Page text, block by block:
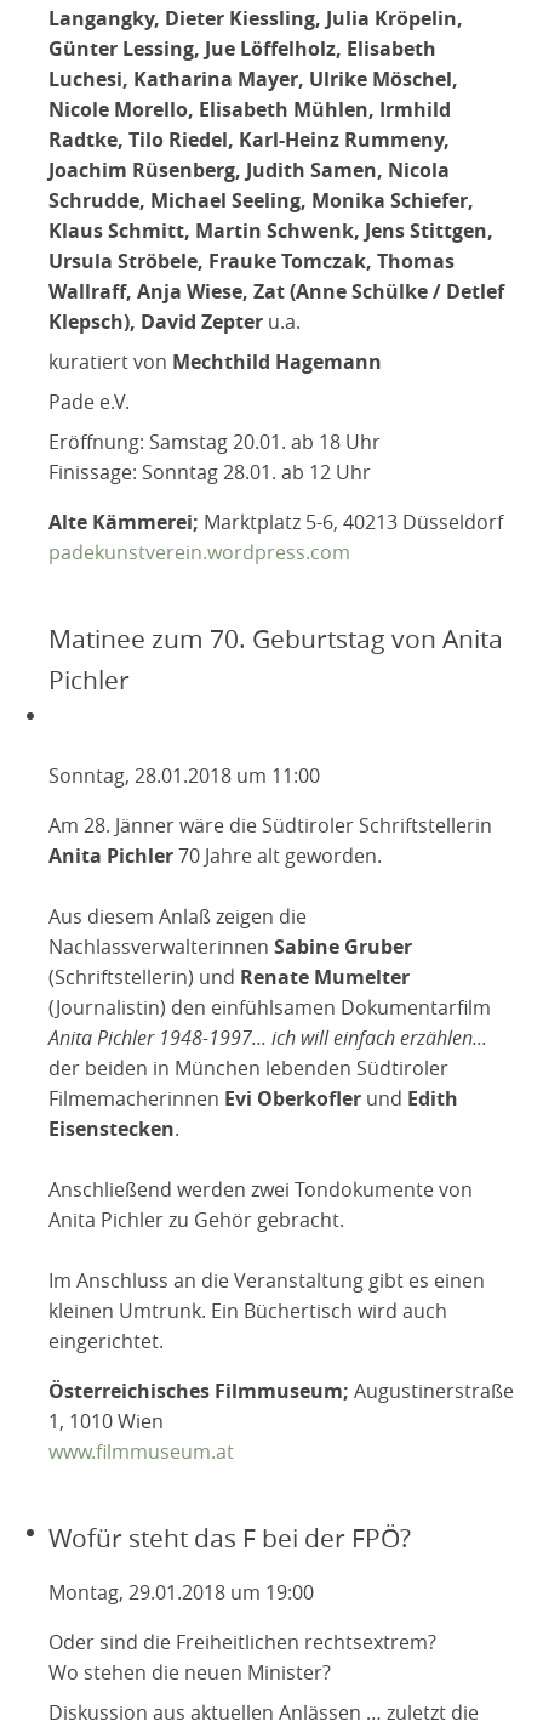
Langangky, Dieter Kiessling, Julia Kröpelin,
Günter Lessing, Jue Löffelholz, Elisabeth
Luchesi, Katharina Mayer, Ulrike Möschel,
Nicole Morello, Elisabeth Mühlen, Irmhild
Radtke, Tilo Riedel, Karl-Heinz Rummeny,
Joachim Rüsenberg, Judith Samen, Nicola
Schrudde, Michael Seeling, Monika Schiefer,
Klaus Schmitt, Martin Schwenk, Jens Stittgen,
Ursula Ströbele, Frauke Tomczak, Thomas
Wallraff, Anja Wiese, Zat (Anne Schülke / Detlef
Klepsch), David Zepter u.a.
kuratiert von Mechthild Hagemann
Pade e.V.
Eröffnung: Samstag 20.01. ab 18 Uhr
Finissage: Sonntag 28.01. ab 12 Uhr
Alte Kämmerei; Marktplatz 5-6, 40213 Düsseldorf
padekunstverein.wordpress.com
Matinee zum 70. Geburtstag von Anita
Pichler
Sonntag, 28.01.2018 um 11:00
Am 28. Jänner wäre die Südtiroler Schriftstellerin
Anita Pichler70 Jahre alt geworden.
Aus diesem Anlaß zeigen die
Nachlassverwalterinnen Sabine Gruber
(Schriftstellerin) und Renate Mumelter
(Journalistin) den einfühlsamen Dokumentarfilm
Anita Pichler 1948-1997... ich will einfach erzählen...
der beiden in München lebenden Südtiroler
Filmemacherinnen Evi Oberkofler und Edith
Eisenstecken.
Anschließend werden zwei Tondokumente von
Anita Pichler zu Gehör gebracht.
Im Anschluss an die Veranstaltung gibt es einen
kleinen Umtrunk. Ein Büchertisch wird auch
eingerichtet.
Österreichisches Filmmuseum; Augustinerstraße
1, 1010 Wien
www.filmmuseum.at
Wofür steht das F bei der FPÖ?
Montag, 29.01.2018 um 19:00
Oder sind die Freiheitlichen rechtsextrem?
Wo stehen die neuen Minister?
Diskussion aus aktuellen Anlässen … zuletzt die